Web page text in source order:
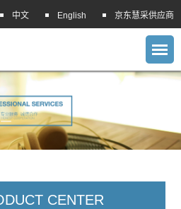
中文 English 京东慧采供应商
CENTER